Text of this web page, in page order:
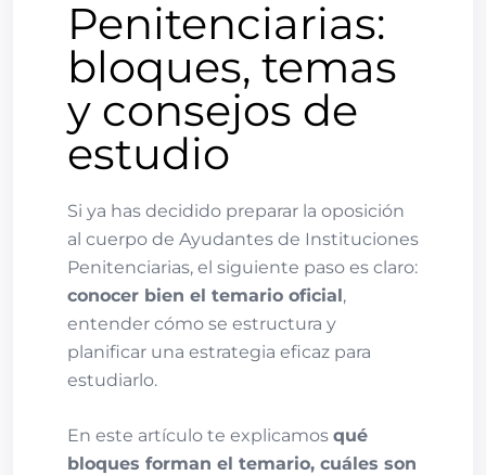
Penitenciarias:
bloques, temas
y consejos de
estudio
Si ya has decidido preparar la oposición
al cuerpo de Ayudantes de Instituciones
Penitenciarias, el siguiente paso es claro:
conocer bien el temario oficial,
entender cómo se estructura y
planificar una estrategia eficaz para
estudiarlo.
En este artículo te explicamos qué
bloques forman el temario, cuáles son